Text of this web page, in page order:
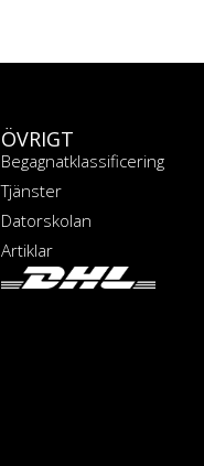
ÖVRIGT
Begagnatklassificering
Tjänster
Datorskolan
Artiklar